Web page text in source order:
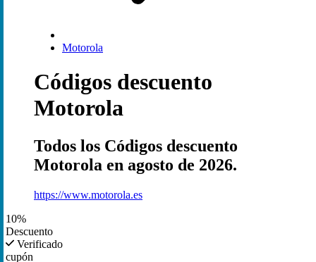
Motorola
Códigos descuento
Motorola
Todos los Códigos descuento
Motorola en agosto de 2026.
https://www.motorola.es
10%
Descuento
Verificado
cupón